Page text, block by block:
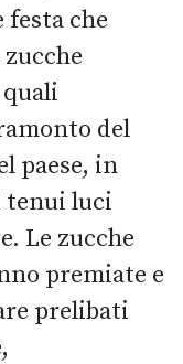
che
del
paese, in
tenui luci
Le zucche
premiate e
prelibati